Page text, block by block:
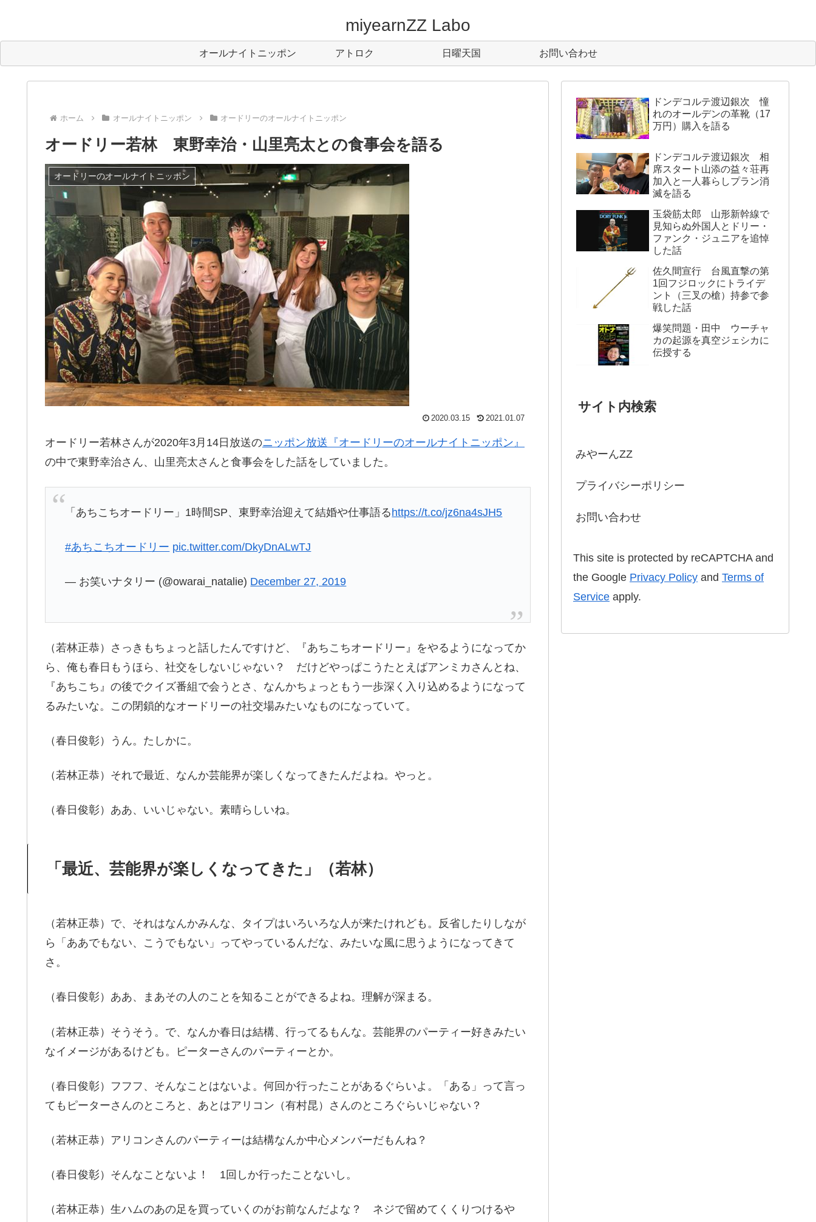
miyearnZZ Labo
オールナイトニッポン アトロク 日曜天国 お問い合わせ
ホーム オールナイトニッポン オードリーのオールナイトニッポン
オードリー若林 東野幸治・山里亮太との食事会を語る
オードリーのオールナイトニッポン
2020.03.15 2021.01.07
オードリー若林さんが2020年3月14日放送のニッポン放送『オードリーのオールナイトニッポン』
の中で東野幸治さん、山里亮太さんと食事会をした話をしていました。
「あちこちオードリー」1時間SP、東野幸治迎えて結婚や仕事語るhttps://t.co/jz6na4sJH5
#あちこちオードリー pic.twitter.com/DkyDnALwTJ
— お笑いナタリー (@owarai_natalie) December 27, 2019
（若林正恭）さっきもちょっと話したんですけど、『あちこちオードリー』をやるようになってか
ら、俺も春日もうほら、社交をしないじゃない？ だけどやっぱこうたとえばアンミカさんとね、
『あちこち』の後でクイズ番組で会うとさ、なんかちょっともう一歩深く入り込めるようになって
るみたいな。この閉鎖的なオードリーの社交場みたいなものになっていて。
（春日俊彰）うん。たしかに。
（若林正恭）それで最近、なんか芸能界が楽しくなってきたんだよね。やっと。
（春日俊彰）ああ、いいじゃない。素晴らしいね。
「最近、芸能界が楽しくなってきた」（若林）
（若林正恭）で、それはなんかみんな、タイプはいろいろな人が来たけれども。反省したりしなが
ら「ああでもない、こうでもない」ってやっているんだな、みたいな風に思うようになってきて
さ。
（春日俊彰）ああ、まあその人のことを知ることができるよね。理解が深まる。
（若林正恭）そうそう。で、なんか春日は結構、行ってるもんな。芸能界のパーティー好きみたい
なイメージがあるけども。ピーターさんのパーティーとか。
（春日俊彰）フフフ、そんなことはないよ。何回か行ったことがあるぐらいよ。「ある」って言っ
てもピーターさんのところと、あとはアリコン（有村昆）さんのところぐらいじゃない？
（若林正恭）アリコンさんのパーティーは結構なんか中心メンバーだもんね？
（春日俊彰）そんなことないよ！ 1回しか行ったことないし。
（若林正恭）生ハムのあの足を買っていくのがお前なんだよな？ ネジで留めてくくりつけるや
ドンデコルテ渡辺銀次 憧
れのオールデンの革靴（17
万円）購入を語る
ドンデコルテ渡辺銀次 相
席スタート山添の益々荘再
加入と一人暮らしプラン消
滅を語る
玉袋筋太郎 山形新幹線で
見知らぬ外国人とドリー・
ファンク・ジュニアを追悼
した話
佐久間宣行 台風直撃の第
1回フジロックにトライデ
ント（三叉の槍）持参で参
戦した話
爆笑問題・田中 ウーチャ
カの起源を真空ジェシカに
伝授する
サイト内検索
みやーんZZ
プライバシーポリシー
お問い合わせ
This site is protected by reCAPTCHA and
the Google Privacy Policy and Terms of
Service apply.